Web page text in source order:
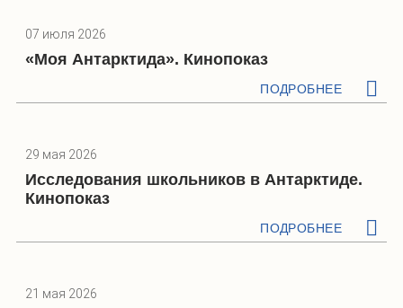
07 июля 2026
«Моя Антарктида». Кинопоказ
ПОДРОБНЕЕ
29 мая 2026
Исследования школьников в Антарктиде.
Кинопоказ
ПОДРОБНЕЕ
21 мая 2026